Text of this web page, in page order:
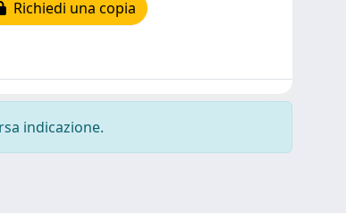
Richiedi una copia
indicazione.